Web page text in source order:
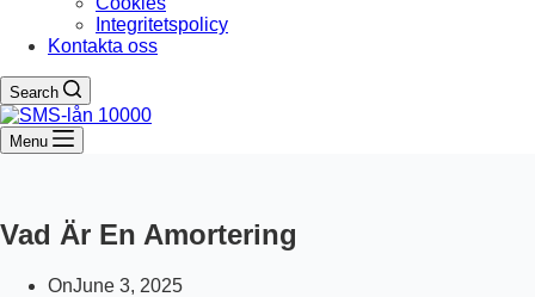
Integritetspolicy
Kontakta oss
Search
Menu
Vad Är En Amortering
OnJune 3, 2025